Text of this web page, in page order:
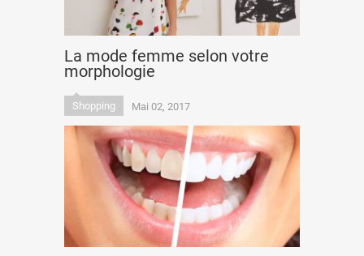
La mode femme selon votre
morphologie
Shopping Mai 02, 2017